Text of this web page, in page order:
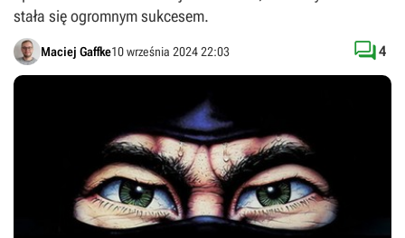
stała się ogromnym sukcesem.
Maciej Gaffke10 września 2024 22:03 4